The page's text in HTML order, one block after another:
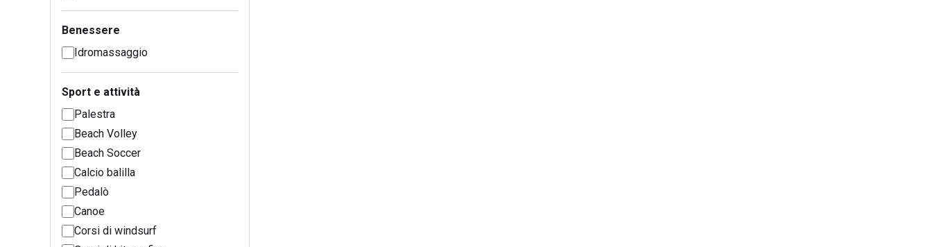
Benessere
Idromassaggio
Sport e attività
Palestra
Beach Volley
Beach Soccer
Calcio balilla
Pedalò
Canoe
Corsi di windsurf